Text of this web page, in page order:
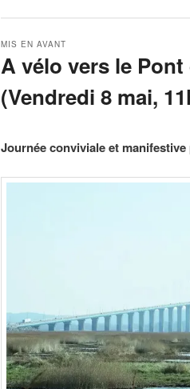
A vélo vers le
(Vendredi 8 mai,
MIS EN AVANT
Journée conviviale et